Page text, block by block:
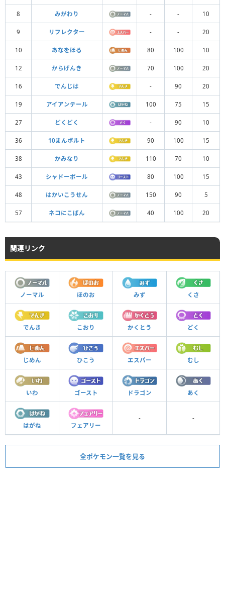
8 みがわり - - 10
9 リフレクター - - 20
10 あなをほる 80 100 10
12 からげんき 70 100 20
16 でんじは - 90 20
19 アイアンテール 100 75 15
27 どくどく - 90 10
36 10まんボルト 90 100 15
38 かみなり 110 70 10
43 シャドーボール 80 100 15
48 はかいこうせん 150 90 5
57 ネコにこばん 40 100 20
関連リンク
ノーマル ほのお みず くさ
でんき こおり かくとう どく
じめん ひこう エスパー むし
いわ ゴースト ドラゴン あく
はがね フェアリー
- -
全ポケモン一覧を見る